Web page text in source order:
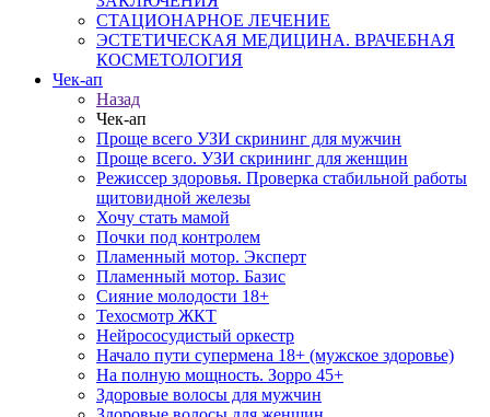
СТАЦИОНАРНОЕ ЛЕЧЕНИЕ
ЭСТЕТИЧЕСКАЯ МЕДИЦИНА. ВРАЧЕБНАЯ
КОСМЕТОЛОГИЯ
Чек-ап
Назад
Чек-ап
Проще всего УЗИ скрининг для мужчин
Проще всего. УЗИ скрининг для женщин
Режиссер здоровья. Проверка стабильной работы
щитовидной железы
Хочу стать мамой
Почки под контролем
Пламенный мотор. Эксперт
Пламенный мотор. Базис
Сияние молодости 18+
Техосмотр ЖКТ
Нейрососудистый оркестр
Начало пути супермена 18+ (мужское здоровье)
На полную мощность. Зорро 45+
Здоровые волосы для мужчин